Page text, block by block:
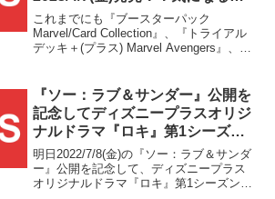
ーベル作品収録カードは！？
これまでにも『ブースターパック
Marvel/Card Collection』、『トライアル
デッキ＋(プラス) Marvel Avengers』、
いる大人気トレーディングカードゲーム
ヴァイスシュヴァルツですが、
2023/4/7(金)に新たに『ブースターパック
/ Disney100』が発売されます！！
『ソー：ラブ＆サンダー』公開を
記念してディズニープラスオリジ
ナルドラマ『ロキ』第1シーズン
のパンフレットが発売！！
明日2022/7/8(金)の『ソー：ラブ＆サンダ
ー』公開を記念して、ディズニープラス
オリジナルドラマ『ロキ』第1シーズンの